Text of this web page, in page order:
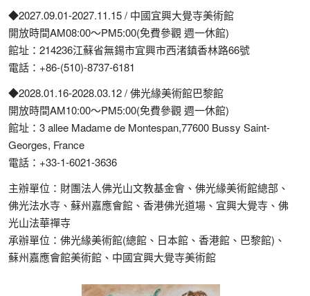
◆2027.09.01-2027.11.15 / 中國宜興大覺寺美術館
開放時間AM08:00〜PM5:00(免費參觀 週一休館)
館址：214236江蘇省無錫市宜興市西渚鎮香林路66號
電話：+86-(510)-8737-6181
◆2028.01.16-2028.03.12 / 佛光緣美術館巴黎館
開放時間AM10:00〜PM5:00(免費參觀 週一休館)
館址：3 allee Madame de Montespan,77600 Bussy Saint-
Georges, France
電話：+33-1-6021-3636
主辦單位：財團法人佛光山文教基金會、佛光緣美術館總部、
佛光法水寺、蘇州嘉應會館、香港佛光道場、宜興大覺寺、佛
光山法華禪寺
承辦單位：佛光緣美術館(總館、日本館、香港館、巴黎館)、
蘇州嘉應會館美術館、中國宜興大覺寺美術館